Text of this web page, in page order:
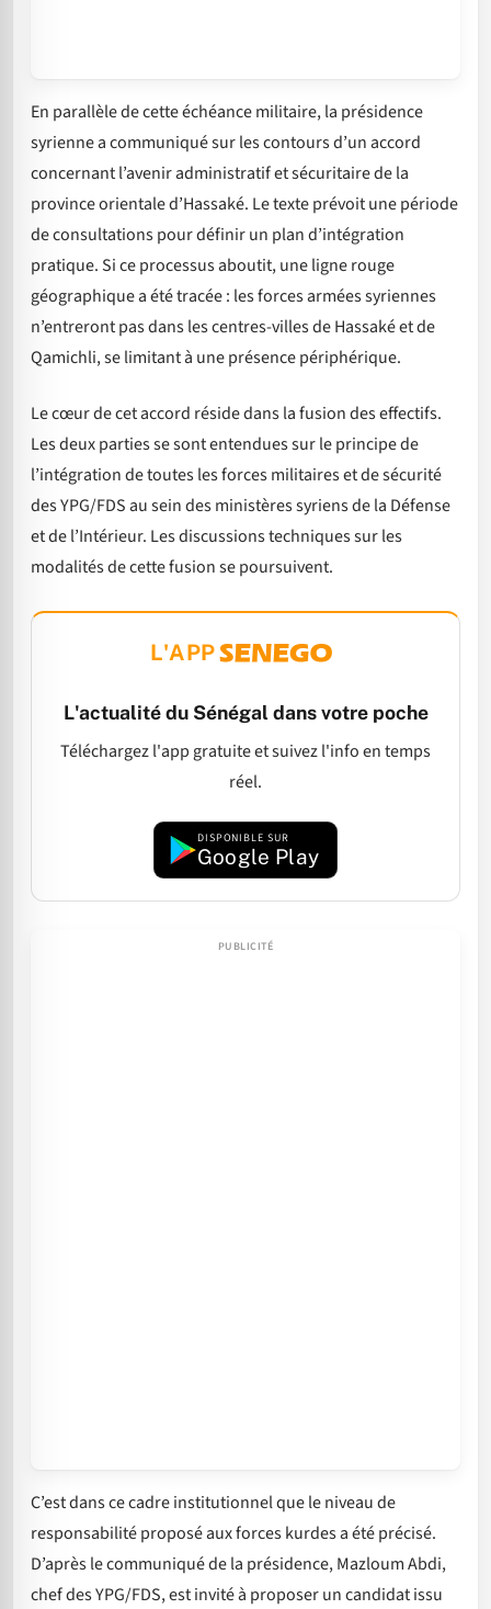
En parallèle de cette échéance militaire, la présidence
syrienne a communiqué sur les contours d’un accord
concernant l’avenir administratif et sécuritaire de la
province orientale d’Hassaké. Le texte prévoit une période
de consultations pour définir un plan d’intégration
pratique. Si ce processus aboutit, une ligne rouge
géographique a été tracée : les forces armées syriennes
n’entreront pas dans les centres-villes de Hassaké et de
Qamichli, se limitant à une présence périphérique.
Le cœur de cet accord réside dans la fusion des effectifs.
Les deux parties se sont entendues sur le principe de
l’intégration de toutes les forces militaires et de sécurité
des YPG/FDS au sein des ministères syriens de la Défense
et de l’Intérieur. Les discussions techniques sur les
modalités de cette fusion se poursuivent.
L'APP
L'actualité du Sénégal dans votre poche
Téléchargez l'app gratuite et suivez l'info en temps
réel.
DISPONIBLE SUR
Google Play
C’est dans ce cadre institutionnel que le niveau de
responsabilité proposé aux forces kurdes a été précisé.
D’après le communiqué de la présidence, Mazloum Abdi,
chef des YPG/FDS, est invité à proposer un candidat issu